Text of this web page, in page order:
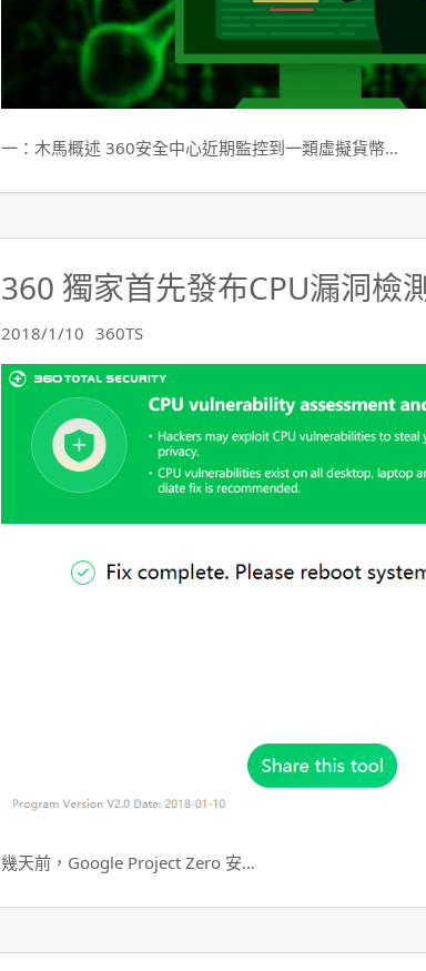
一：木馬概述 360安全中心近期監控到一類虛擬貨幣…
360 獨家首先發布CPU漏洞檢
2018/1/10 360TS
幾天前，Google Project Zero 安…